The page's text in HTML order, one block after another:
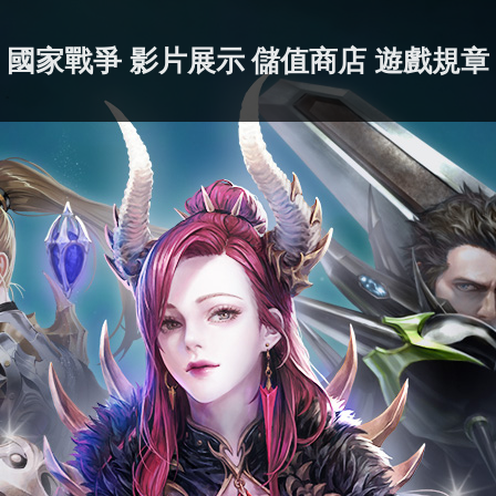
國家戰爭 影片展示 儲值商店 遊戲規章